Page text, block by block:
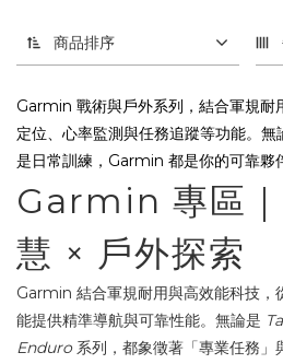
商品排序
Garmin 戰術與戶外系列，結合軍規耐
定位、心率監測與任務追蹤等功能。
是日常訓練，Garmin 都是你的可靠夥
Garmin 專區
慧 × 戶外探索
Garmin 結合軍規耐用與高效能科技，
能提供精準導航與可靠性能。無論是
Enduro系列，都象徵著「專業任務」